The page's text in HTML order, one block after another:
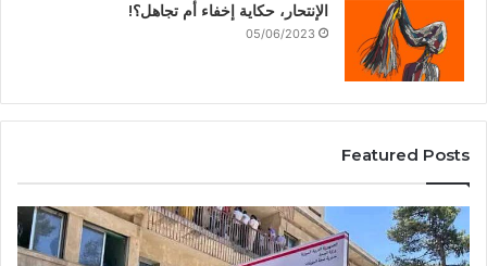
الإنتحار، حكاية إخفاء أم تجاهل؟!
05/06/2023
Featured Posts